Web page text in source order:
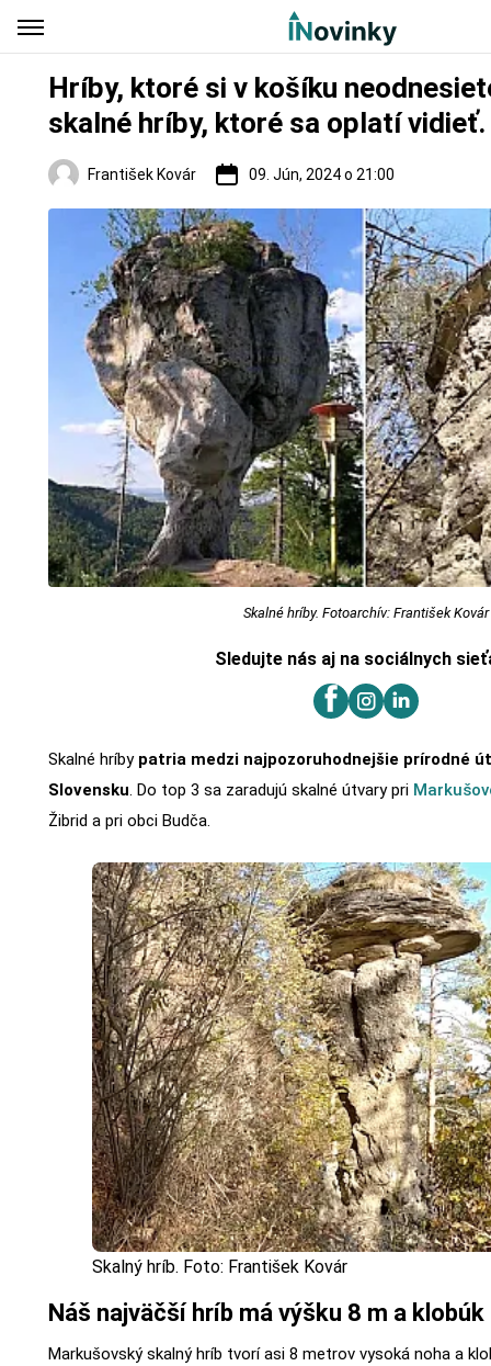
Hríby, ktoré si v košíku
skalné hríby, ktoré sa oplatí vidieť.
František Kovár 09. Jún, 2024 o 21:00
Regióny
Skalné hríby. Fotoarchív: František Kovár
Sledujte nás aj na sociálnych
Skalné hríby patria medzi najpozoruhodnejšie prírodné
Slovensku. Do top 3 sa zaradujú skalné útvary pri
Žibrid a pri obci Budča.
Skalný hríb. Foto: František Kovár
Náš najväčší hríb má výšku 8 m a
Markušovský skalný hríb tvorí asi 8 metrov vysoká noha a